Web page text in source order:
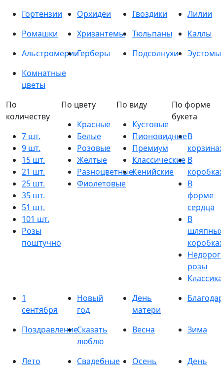
Гортензии
Орхидеи Гвоздики
Лилии
Ромашки
Хризантемы Тюльпаны
Каллы
АльстромерииГерберы Подсолнухи
Эустомы
Комнатные
цветы
По
количеству
7 шт.
9 шт.
15 шт.
21 шт.
25 шт.
35 шт.
51 шт.
101 шт.
Розы
поштучно
По цвету
Красные
Белые
Розовые
Желтые
Разноцветные
Фиолетовые
По виду
Кустовые
Пионовидные
Премиум
Классические
Кенийские
По форме
букета
В
В
В
форме
сердца
В
розы
1
сентября
Новый
год
День
матери
ПоздравлениеСказать
люблю
Весна Зима
Лето
Свадебные
Осень
День